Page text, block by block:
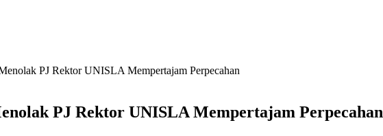
PJ Rektor UNISLA Mempertajam Perpecahan
PJ Rektor UNISLA Mempertajam Perpecahan